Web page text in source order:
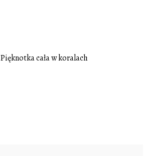
Pięknotka cała w koralach